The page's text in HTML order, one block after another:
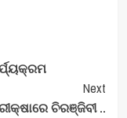
Next
ଚିରଞ୍ଜିବୀ ..